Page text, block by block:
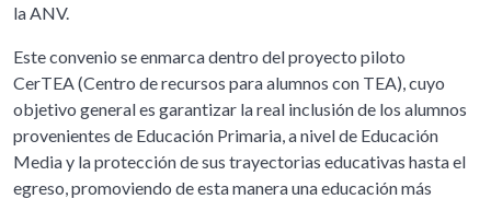
la ANV.
Este convenio se enmarca dentro del proyecto piloto
CerTEA (Centro de recursos para alumnos con TEA), cuyo
objetivo general es garantizar la real inclusión de los alumnos
provenientes de Educación Primaria, a nivel de Educación
Media y la protección de sus trayectorias educativas hasta el
egreso, promoviendo de esta manera una educación más